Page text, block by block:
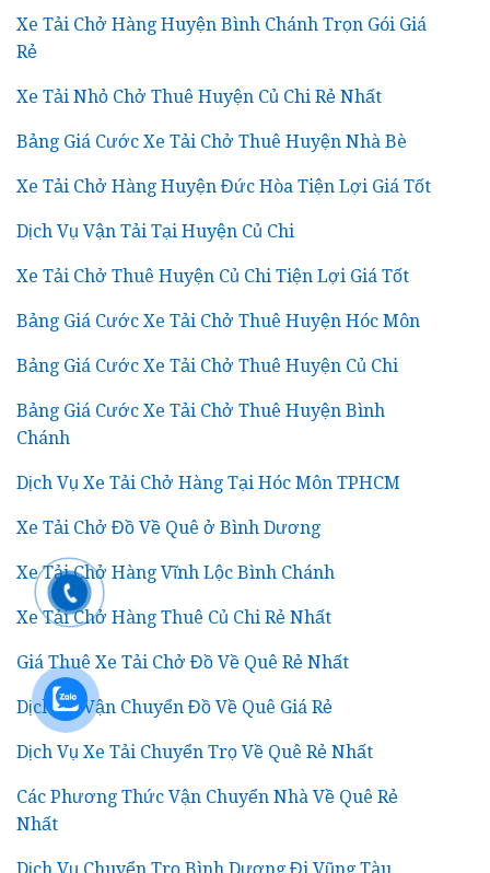
Xe Tải Chở Hàng Huyện Bình Chánh Trọn Gói Giá
Rẻ
Xe Tải Nhỏ Chở Thuê Huyện Củ Chi Rẻ Nhất
Bảng Giá Cước Xe Tải Chở Thuê Huyện Nhà Bè
Xe Tải Chở Hàng Huyện Đức Hòa Tiện Lợi Giá Tốt
Dịch Vụ Vận Tải Tại Huyện Củ Chi
Xe Tải Chở Thuê Huyện Củ Chi Tiện Lợi Giá Tốt
Bảng Giá Cước Xe Tải Chở Thuê Huyện Hóc Môn
Bảng Giá Cước Xe Tải Chở Thuê Huyện Củ Chi
Bảng Giá Cước Xe Tải Chở Thuê Huyện Bình
Chánh
Dịch Vụ Xe Tải Chở Hàng Tại Hóc Môn TPHCM
Xe Tải Chở Đồ Về Quê ở Bình Dương
Xe Tải Chở Hàng Vĩnh Lộc Bình Chánh
Xe Tải Chở Hàng Thuê Củ Chi Rẻ Nhất
Giá Thuê Xe Tải Chở Đồ Về Quê Rẻ Nhất
Dịch Vụ Vận Chuyển Đồ Về Quê Giá Rẻ
Dịch Vụ Xe Tải Chuyển Trọ Về Quê Rẻ Nhất
Các Phương Thức Vận Chuyển Nhà Về Quê Rẻ
Nhất